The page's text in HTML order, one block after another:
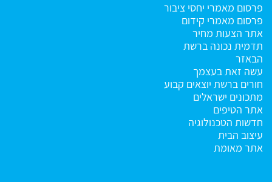
פרסום מאמרי יחסי ציבור
פרסום מאמרי קידום
אתר הצעות מחיר
תדמית נכונה ברשת
הבאזר
עשה זאת בעצמך
חורים ברשת יוצאים קבוע
מתכונים ישראלים
אתר הטיפים
חדשות הטכנולוגיה
עיצוב הבית
אתר מאומת